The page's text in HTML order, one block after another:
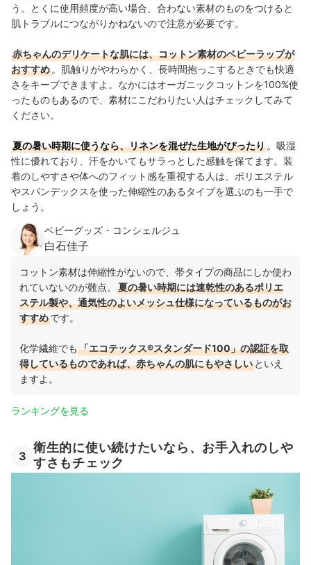
う。とくに使用頻度が高い場合、合わない素材のものをつけると
肌トラブルにつながりかねないので注意が必要です。
赤ちゃんのデリケートな肌には、コットン素材のベビーラップが
おすすめ 。肌触りがやわらかく、長時間抱っこするときでも快適
さをキープできますよ。なかにはオーガニックコットンを100%使
ったものもあるので、素材にこだわりたい人はチェックしてみて
ください。
夏の暑い時期に使うなら、リネンを混ぜた生地がぴったり 。 吸湿
性に優れており、汗をかいてもサラっとした感触を保てます。装
着のしやすさや体へのフィット感を重視する人は、ポリエステル
やスパンデックスを使った伸縮性のあるタイプを選ぶのも一手で
しょう。
ベビーグッズ・コンシェルジュ
白石佳子
コットン素材は伸縮性がないので、帯タイプの商品にしか使わ
れていないのが難点。
夏の暑い時期には速乾性のあるポリエ
ステル製や、通気性のよいメッシュ仕様になっているものがお
すすめです。
化学繊維でも 「エコテックス®スタンダード100」の認証を取
得しているものであれば、赤ちゃんの肌にもやさしい といえ
ますよ。
ランキングを見る
3
衛生的に使い続けたいなら、お手入れのしや
すさもチェック